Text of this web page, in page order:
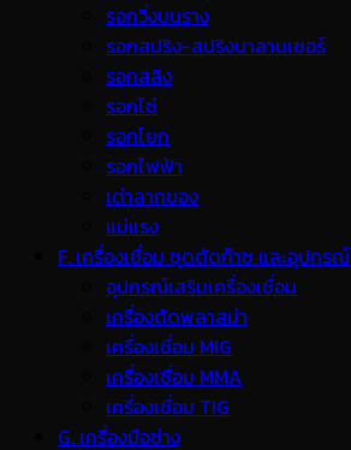
รอกวิ่งบนราง
รอกสปริง-สปริงบาลานเซอร์
รอกสลิง
รอกโซ่
รอกโยก
รอกไฟฟ้า
เต่าลากของ
แม่แรง
F. เครื่องเชื่อม ชุดตัดก๊าซ และอุปกรณ์
อุปกรณ์เสริมเครื่องเชื่อม
เครื่องตัดพลาสม่า
เครื่องเชื่อม MIG
เครื่องเชื่อม MMA
เครื่องเชื่อม TIG
G. เครื่องมือช่าง